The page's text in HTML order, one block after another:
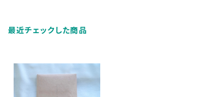
最近チェックした商品